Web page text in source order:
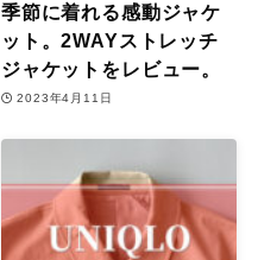
季節に着れる感動ジャケ
ット。2WAYストレッチ
ジャケットをレビュー。
2023年4月11日